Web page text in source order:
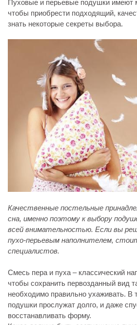
Пуховые и перьевые подушки имеют
чтобы приобрести подходящий,
знать некоторые секреты выбора.
Качественные постельные
сна, именно поэтому к выбору
всей внимательностью. Если вы
пухо-перьевым наполнителем,
специалистов.
Смесь пера и пуха – классический
чтобы сохранить первозданный вид
необходимо правильно ухаживать. В
подушки прослужат долго, и даже
восстанавливать форму.